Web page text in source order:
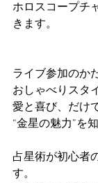
ホロスコープチ
きます。
ライブ参加のか
おしゃべりスタ
愛と喜び、だけ
“金星の魅力”を
占星術が初心者
す。